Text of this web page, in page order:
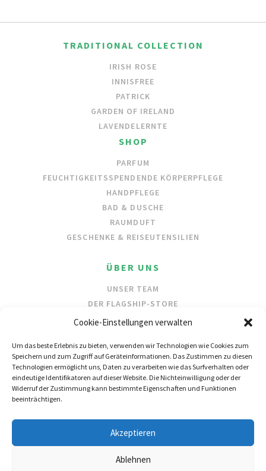
Cookie-Einstellungen verwalten
Um das beste Erlebnis zu bieten, verwenden wir Technologien wie Cookies zum
Speichern und zum Zugriff auf Geräteinformationen. Das Zustimmen zu diesen
Technologien ermöglicht uns, Daten zu verarbeiten wie das Surfverhalten oder
eindeutige Identifikatoren auf dieser Website. Die Nichteinwilligung oder der
Widerruf der Zustimmung kann bestimmte Eigenschaften und Funktionen
beeinträchtigen.
Akzeptieren
Ablehnen
TRADITIONAL COLLECTION
IRISH ROSE
INNISFREE
PATRICK
GARDEN OF IRELAND
LAVENDELERNTE
SHOP
PARFUM
FEUCHTIGKEITSSPENDENDE KÖRPERPFLEGE
HANDPFLEGE
BAD & DUSCHE
RAUMDUFT
GESCHENKE & REISEUTENSILIEN
ÜBER UNS
UNSER TEAM
DER FLAGSHIP-STORE
UNSERE INHALTSSTOFFE
HÄNDLER
GROSSHANDEL
FOLGEN SIE UNS